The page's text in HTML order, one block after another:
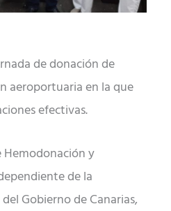
de donación de
aeroportuaria en la que
efectivas.
y
de la
Gobierno de Canarias,